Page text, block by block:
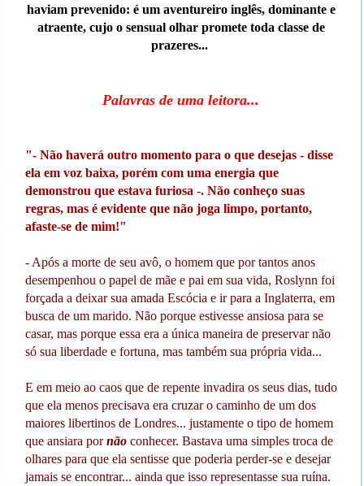
haviam prevenido: é um aventureiro inglês, dominante e
atraente, cujo o sensual olhar promete toda classe de
prazeres...
Palavras de uma leitora...
"- Não haverá outro momento para o que desejas - disse
ela em voz baixa, porém com uma energia que
demonstrou que estava furiosa -. Não conheço suas
regras, mas é evidente que não joga limpo, portanto,
afaste-se de mim!"
- Após a morte de seu avô, o homem que por tantos anos
desempenhou o papel de mãe e pai em sua vida, Roslynn foi
forçada a deixar sua amada Escócia e ir para a Inglaterra, em
busca de um marido. Não porque estivesse ansiosa para se
casar, mas porque essa era a única maneira de preservar não
só sua liberdade e fortuna, mas também sua própria vida...
E em meio ao caos que de repente invadira os seus dias, tudo
que ela menos precisava era cruzar o caminho de um dos
maiores libertinos de Londres... justamente o tipo de homem
que ansiara pornãoconhecer. Bastava uma simples troca de
olhares para que ela sentisse que poderia perder-se e desejar
jamais se encontrar... ainda que isso representasse sua ruína.